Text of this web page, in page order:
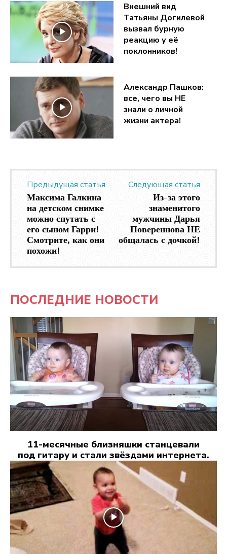
Внешний вид
Татьяны Догилевой
вызвал бурную
реакцию у её
поклонников!
Александр Пашков:
все, чего вы НЕ
знали о личной
жизни актера!
Предыдущая статья
Максима Галкина
на детском снимке
можно спутать с
его сыном Гарри!
Смотрите, как они
похожи!
Следующая статья
Из-за этого
знаменитого
мужчины Дарья
Повереннова НЕ
общалась с дочкой!
ПОСЛЕДНИЕ НОВОСТИ
11-месячные близняшки станцевали
под гитару и стали звёздами интернета.